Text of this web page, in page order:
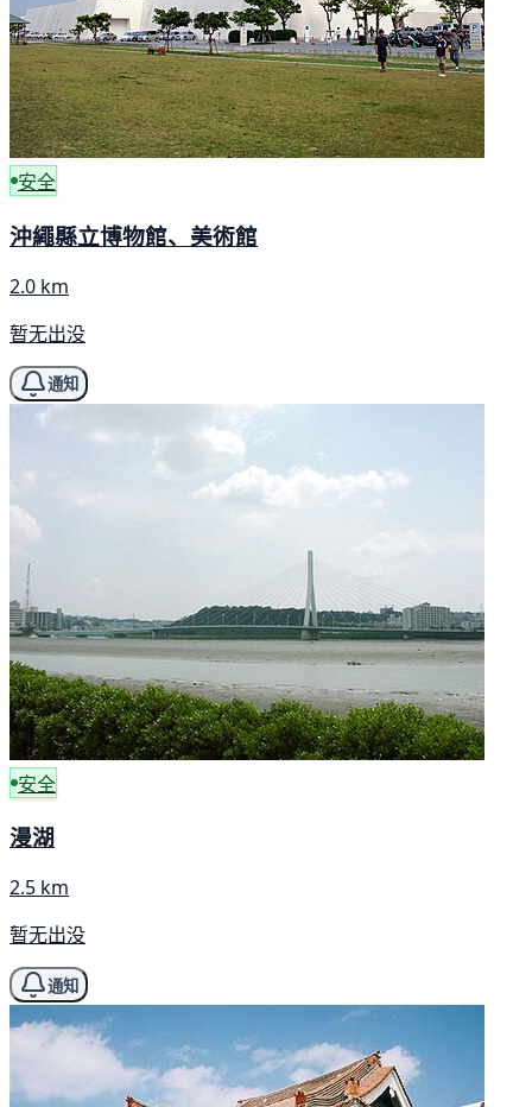
安全
沖繩縣立博物館、美術館
2.0 km
暂无出没
通知
安全
漫湖
2.5 km
暂无出没
通知